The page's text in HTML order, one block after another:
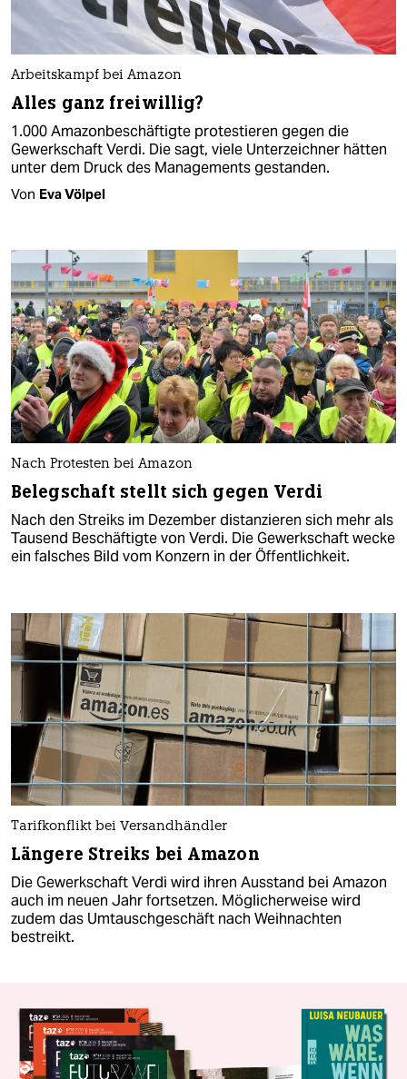
Arbeitskampf bei Amazon
Alles ganz freiwillig?
1.000 Amazonbeschäftigte protestieren gegen die
Gewerkschaft Verdi. Die sagt, viele Unterzeichner hätten
unter dem Druck des Managements gestanden.
Von Eva Völpel
Nach Protesten bei Amazon
Belegschaft stellt sich gegen Verdi
Nach den Streiks im Dezember distanzieren sich mehr als
Tausend Beschäftigte von Verdi. Die Gewerkschaft wecke
ein falsches Bild vom Konzern in der Öffentlichkeit.
Tarifkonflikt bei Versandhändler
Längere Streiks bei Amazon
Die Gewerkschaft Verdi wird ihren Ausstand bei Amazon
auch im neuen Jahr fortsetzen. Möglicherweise wird
zudem das Umtauschgeschäft nach Weihnachten
bestreikt.